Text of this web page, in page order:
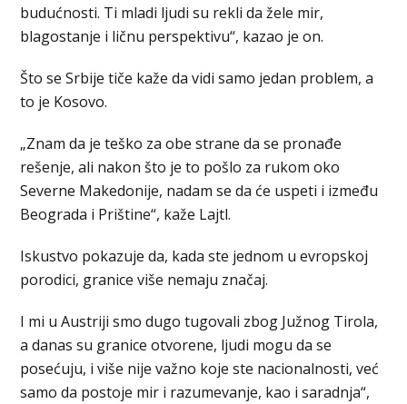
budućnosti. Ti mladi ljudi su rekli da žele mir,
blagostanje i ličnu perspektivu“, kazao je on.
Što se Srbije tiče kaže da vidi samo jedan problem, a
to je Kosovo.
„Znam da je teško za obe strane da se pronađe
rešenje, ali nakon što je to pošlo za rukom oko
Severne Makedonije, nadam se da će uspeti i između
Beograda i Prištine“, kaže Lajtl.
Iskustvo pokazuje da, kada ste jednom u evropskoj
porodici, granice više nemaju značaj.
I mi u Austriji smo dugo tugovali zbog Južnog Tirola,
a danas su granice otvorene, ljudi mogu da se
posećuju, i više nije važno koje ste nacionalnosti, već
samo da postoje mir i razumevanje, kao i saradnja“,